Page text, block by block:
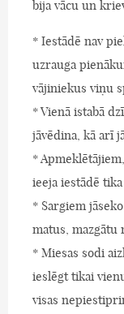
bija vācu un
* Iestādē nav
uzrauga
vājiniekus viņu
* Vienā istabā
jāvēdina, kā arī
*
ieeja iestādē
* Sargiem
matus,
* Miesas sodi
ieslēgt tikai
visas